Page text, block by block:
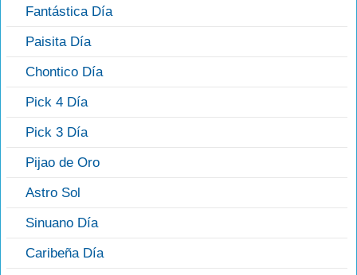
Fantástica Día
Paisita Día
Chontico Día
Pick 4 Día
Pick 3 Día
Pijao de Oro
Astro Sol
Sinuano Día
Caribeña Día